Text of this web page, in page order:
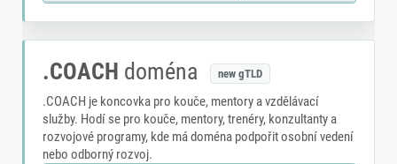
.COACH doména new gTLD
.COACH je koncovka pro kouče, mentory a vzdělávací
služby. Hodí se pro kouče, mentory, trenéry, konzultanty a
rozvojové programy, kde má doména podpořit osobní vedení
nebo odborný rozvoj.